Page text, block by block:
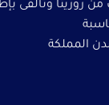
روزيتا وتألقى
المملكة